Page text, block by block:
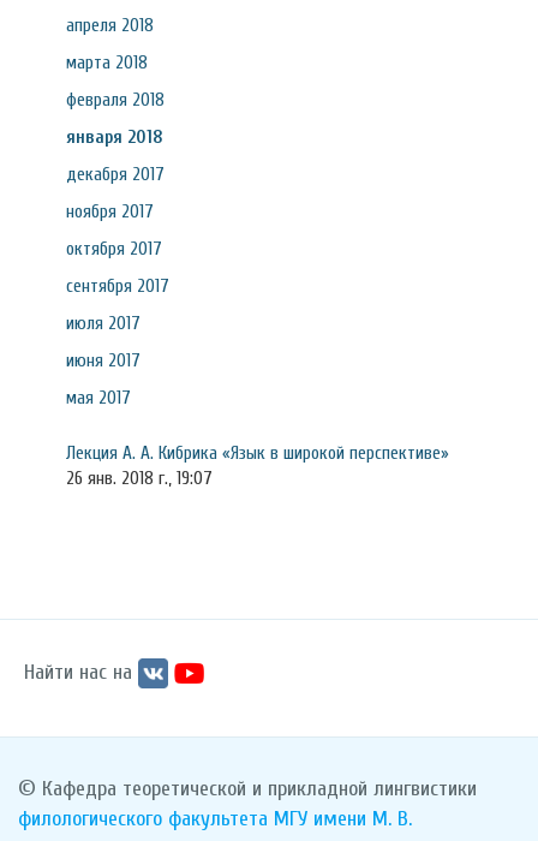
апреля 2018
марта 2018
февраля 2018
января 2018
декабря 2017
ноября 2017
октября 2017
сентября 2017
июля 2017
июня 2017
мая 2017
Лекция А. А. Кибрика «Язык в широкой перспективе»
26 янв. 2018 г., 19:07
Найти нас на
© Кафедра теоретической и прикладной лингвистики
филологического факультета МГУ имени М. В.